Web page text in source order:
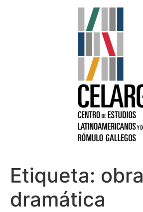
Etiqueta: obra
dramática